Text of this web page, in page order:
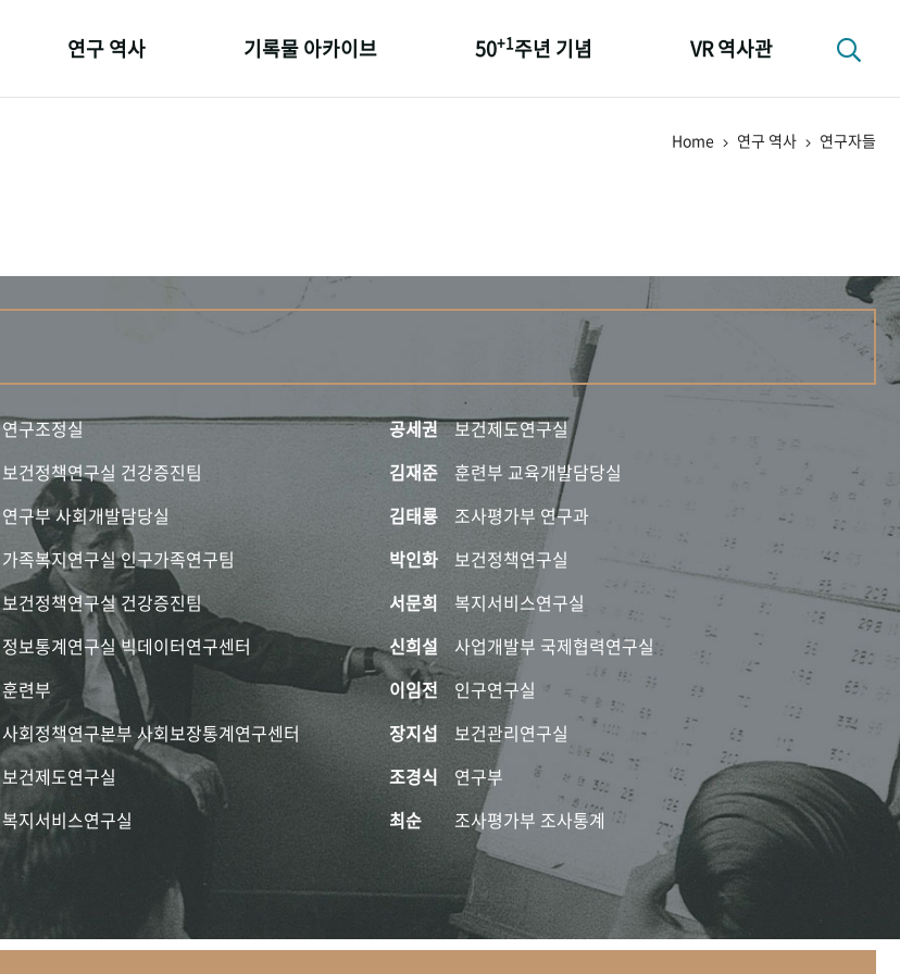
연구 역사 기록물 아카이브 50+1주년 기념 VR 역사관
Home 연구 역사 연구자들
연구조정실 공세권
보건제도연구실
보건정책연구실 건강증진팀 김재준
훈련부 교육개발담당실
연구부 사회개발담당실 김태룡
조사평가부 연구과
가족복지연구실 인구가족연구팀 박인화
보건정책연구실
보건정책연구실 건강증진팀 서문희
복지서비스연구실
정보통계연구실 빅데이터연구센터 신희설
사업개발부 국제협력연구실
훈련부 이임전
인구연구실
사회정책연구본부 사회보장통계연구센터 장지섭
보건관리연구실
보건제도연구실 조경식
연구부
복지서비스연구실 최순
조사평가부 조사통계